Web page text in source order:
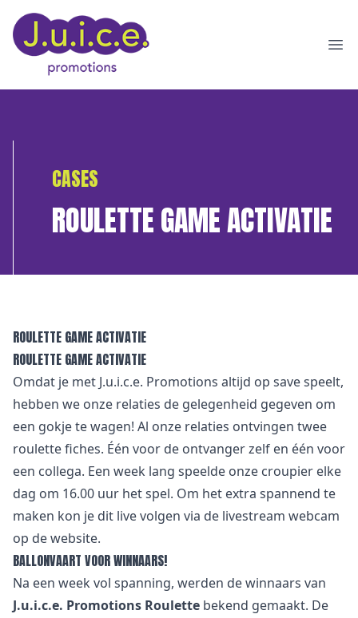
CASES
ROULETTE GAME ACTIVATIE
ROULETTE GAME ACTIVATIE
ROULETTE GAME ACTIVATIE
Omdat je met J.u.i.c.e. Promotions altijd op save speelt,
hebben we onze relaties de gelegenheid gegeven om
een gokje te wagen! Al onze relaties ontvingen twee
roulette fiches. Één voor de ontvanger zelf en één voor
een collega. Een week lang speelde onze croupier elke
dag om 16.00 uur het spel. Om het extra spannend te
maken kon je dit live volgen via de livestream webcam
op de website.
BALLONVAART VOOR WINNAARS!
Na een week vol spanning, werden de winnaars van
J.u.i.c.e. Promotions Roulette bekend gemaakt. De